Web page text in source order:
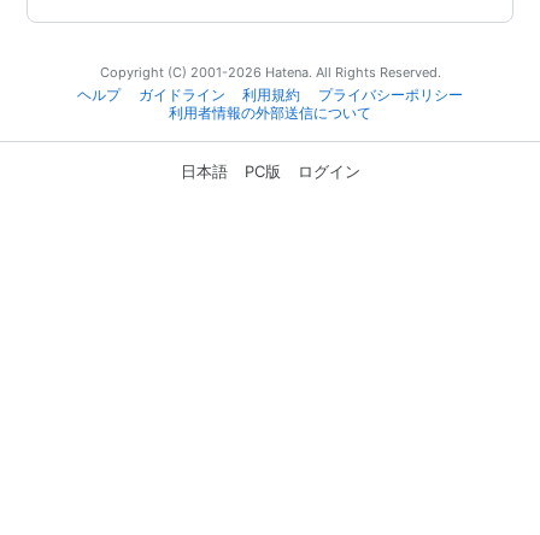
Copyright (C) 2001-2026 Hatena. All Rights Reserved.
ヘルプ
ガイドライン 利用規約
プライバシーポリシー
利用者情報の外部送信について
日本語 PC版 ログイン